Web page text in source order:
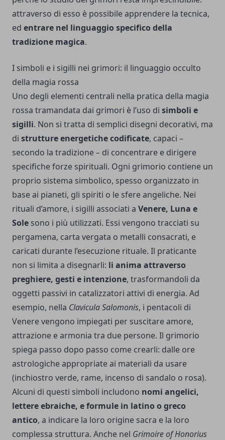
attraverso di esso è possibile apprendere la tecnica,
ed entrare nel linguaggio specifico della
tradizione magica.
I simboli e i sigilli nei grimori: il linguaggio occulto
della magia rossa
Uno degli elementi centrali nella pratica della magia
rossa tramandata dai grimori è l’uso di simboli e
sigilli. Non si tratta di semplici disegni decorativi, ma
di strutture energetiche codificate, capaci –
secondo la tradizione – di concentrare e dirigere
specifiche forze spirituali. Ogni grimorio contiene un
proprio sistema simbolico, spesso organizzato in
base ai pianeti, gli spiriti o le sfere angeliche. Nei
rituali d’amore, i sigilli associati a Venere, Luna e
Sole sono i più utilizzati. Essi vengono tracciati su
pergamena, carta vergata o metalli consacrati, e
caricati durante l’esecuzione rituale. Il praticante
non si limita a disegnarli: li anima attraverso
preghiere, gesti e intenzione, trasformandoli da
oggetti passivi in catalizzatori attivi di energia. Ad
esempio, nella Clavicula Salomonis, i pentacoli di
Venere vengono impiegati per suscitare amore,
attrazione e armonia tra due persone. Il grimorio
spiega passo dopo passo come crearli: dalle ore
astrologiche appropriate ai materiali da usare
(inchiostro verde, rame, incenso di sandalo o rosa).
Alcuni di questi simboli includono nomi angelici,
lettere ebraiche, e formule in latino o greco
antico, a indicare la loro origine sacra e la loro
complessa struttura. Anche nel Grimoire of Honorius